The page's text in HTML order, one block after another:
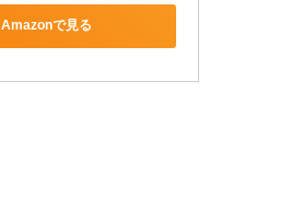
Amazonで見る